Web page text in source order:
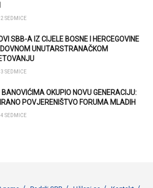
2 SEDMICE
SBB-A IZ CIJELE BOSNE I HERCEGOVINE
UNUTARSTRANAČKOM
3 SEDMICE
OKUPIO NOVU GENERACIJU:
POVJERENIŠTVO FORUMA MLADIH
4 SEDMICE